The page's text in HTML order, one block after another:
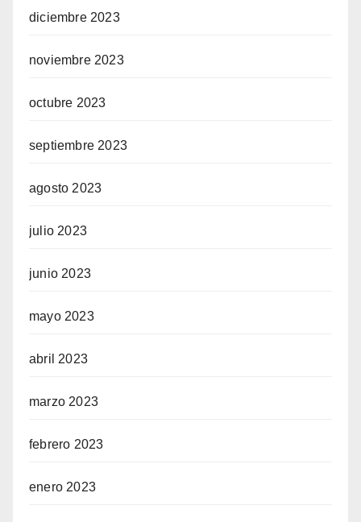
diciembre 2023
noviembre 2023
octubre 2023
septiembre 2023
agosto 2023
julio 2023
junio 2023
mayo 2023
abril 2023
marzo 2023
febrero 2023
enero 2023